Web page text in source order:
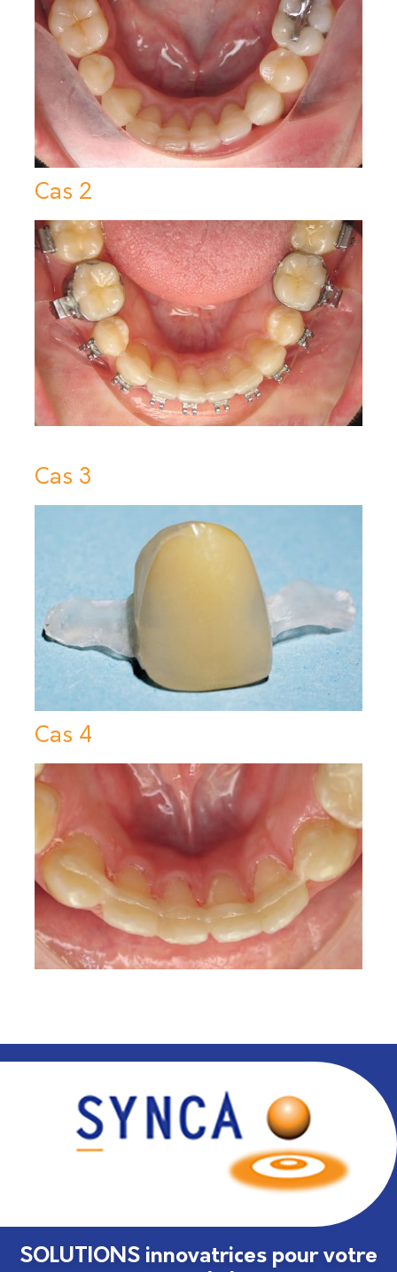
Cas 2
Cas 3
Cas 4
SOLUTIONS innovatrices pour votre